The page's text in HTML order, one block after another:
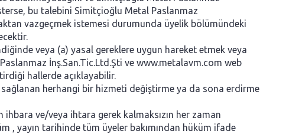
bu talebini Simitçioğlu Metal Paslanmaz
vazgeçmek istemesi durumunda üyelik bölümündeki
veya (a) yasal gereklere uygun hareket etmek veya
İnş.San.Tic.Ltd.Şti ve www.metalavm.com web
hallerde açıklayabilir.
herhangi bir hizmeti değiştirme ya da sona erdirme
ve/veya ihtara gerek kalmaksızın her zaman
, yayın tarihinde tüm üyeler bakımından hüküm ifade